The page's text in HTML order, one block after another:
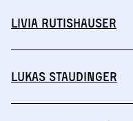
Livia Rutishauser
Lukas Staudinger